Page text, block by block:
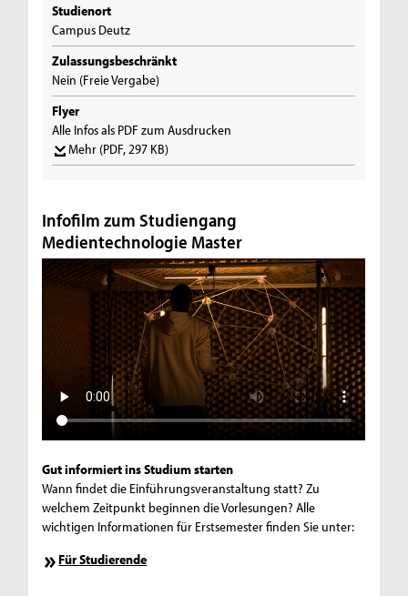
Studienort
Campus Deutz
Zulassungsbeschränkt
Nein (Freie Vergabe)
Flyer
Alle Infos als PDF zum Ausdrucken
Mehr (PDF, 297 KB)
Infofilm zum Studiengang
Medientechnologie Master
Gut informiert ins Studium starten
Wann findet die Einführungsveranstaltung statt? Zu
welchem Zeitpunkt beginnen die Vorlesungen? Alle
wichtigen Informationen für Erstsemester finden Sie unter:
Für Studierende